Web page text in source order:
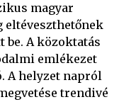
magyar
eltéveszthetőnek
be. A közoktatás
emlékezet
A helyzet napról
trendivé